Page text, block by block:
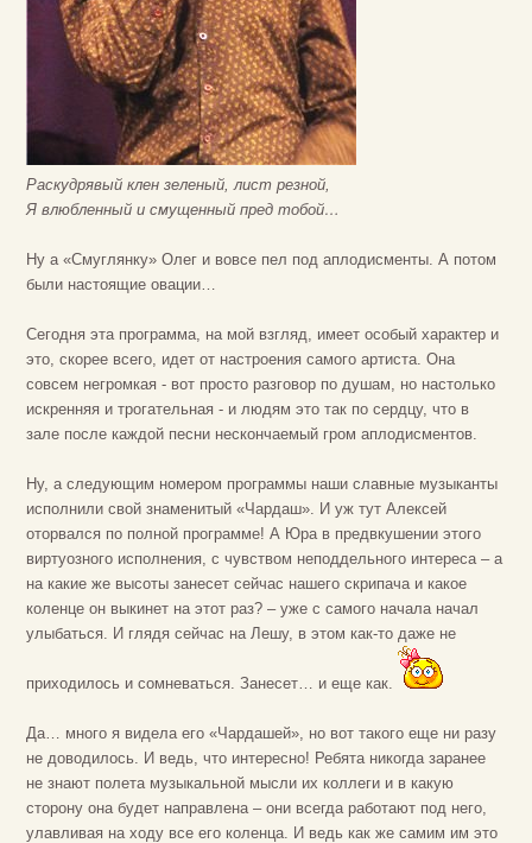
Раскудрявый клен зеленый, лист резной,
Я влюбленный и смущенный пред тобой…
Ну а «Смуглянку» Олег и вовсе пел под аплодисменты. А потом
были настоящие овации…
Сегодня эта программа, на мой взгляд, имеет особый характер и
это, скорее всего, идет от настроения самого артиста. Она
совсем негромкая - вот просто разговор по душам, но настолько
искренняя и трогательная - и людям это так по сердцу, что в
зале после каждой песни нескончаемый гром аплодисментов.
Ну, а следующим номером программы наши славные музыканты
исполнили свой знаменитый «Чардаш». И уж тут Алексей
оторвался по полной программе! А Юра в предвкушении этого
виртуозного исполнения, с чувством неподдельного интереса – а
на какие же высоты занесет сейчас нашего скрипача и какое
коленце он выкинет на этот раз? – уже с самого начала начал
улыбаться. И глядя сейчас на Лешу, в этом как-то даже не
приходилось и сомневаться. Занесет… и еще как.
Да… много я видела его «Чардашей», но вот такого еще ни разу
не доводилось. И ведь, что интересно! Ребята никогда заранее
не знают полета музыкальной мысли их коллеги и в какую
сторону она будет направлена – они всегда работают под него,
улавливая на ходу все его коленца. И ведь как же самим им это